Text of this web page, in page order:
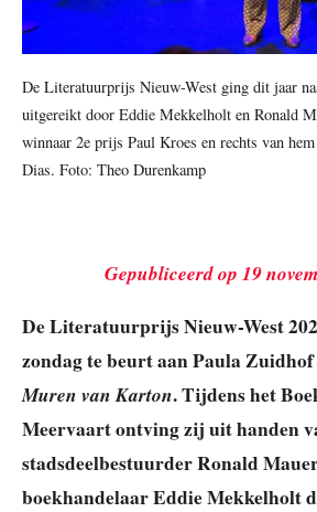
De Literatuurprijs Nieuw-West ging dit jaar
uitgereikt door Eddie Mekkelholt en Ronald
winnaar 2e prijs Paul Kroes en rechts van
Dias. Foto: Theo Durenkamp
Gepubliceerd op 19
De Literatuurprijs Nieuw-West
zondag te beurt aan Paula
Muren van Karton. Tijdens het
Meervaart ontving zij uit handen
stadsdeelbestuurder Ronald
boekhandelaar Eddie Mekkelholt